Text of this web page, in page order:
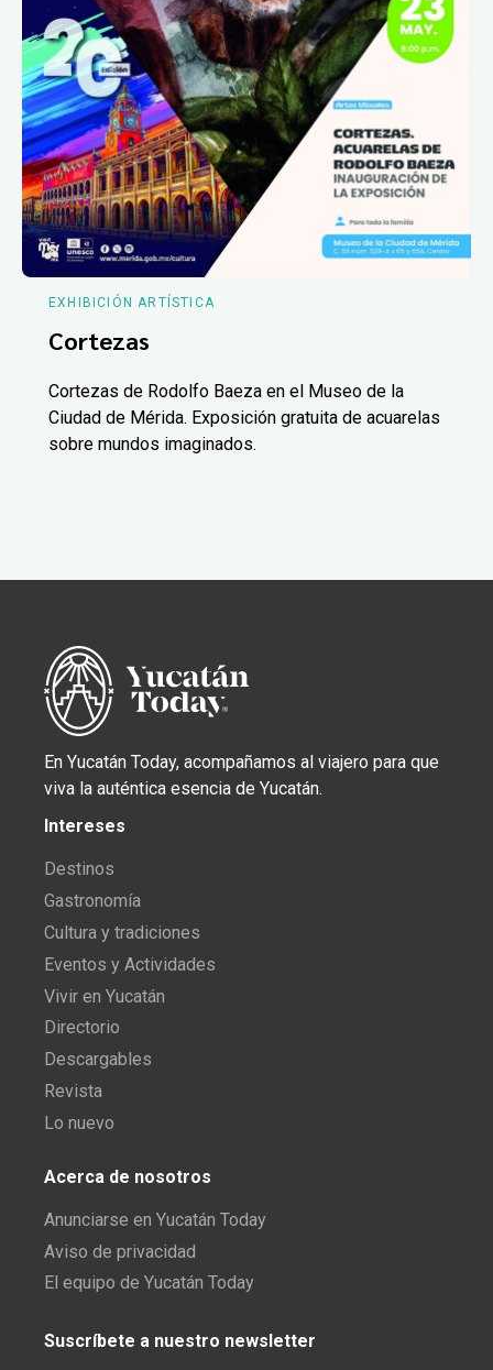
EXHIBICIÓN ARTÍSTICA
Cortezas
Cortezas de Rodolfo Baeza en el Museo de la
Ciudad de Mérida. Exposición gratuita de acuarelas
sobre mundos imaginados.
En Yucatán Today, acompañamos al viajero para que
viva la auténtica esencia de Yucatán.
Intereses
Destinos
Gastronomía
Cultura y tradiciones
Eventos y Actividades
Vivir en Yucatán
Directorio
Descargables
Revista
Lo nuevo
Acerca de nosotros
Anunciarse en Yucatán Today
Aviso de privacidad
El equipo de Yucatán Today
Suscríbete a nuestro newsletter